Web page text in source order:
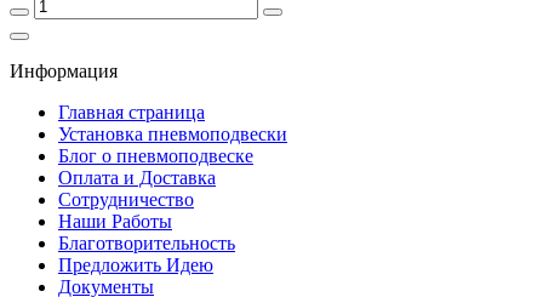
Информация
Главная страница
Установка пневмоподвески
Блог о пневмоподвеске
Оплата и Доставка
Сотрудничество
Наши Работы
Благотворительность
Предложить Идею
Документы